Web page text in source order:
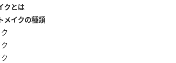
クとは
メイクの種類